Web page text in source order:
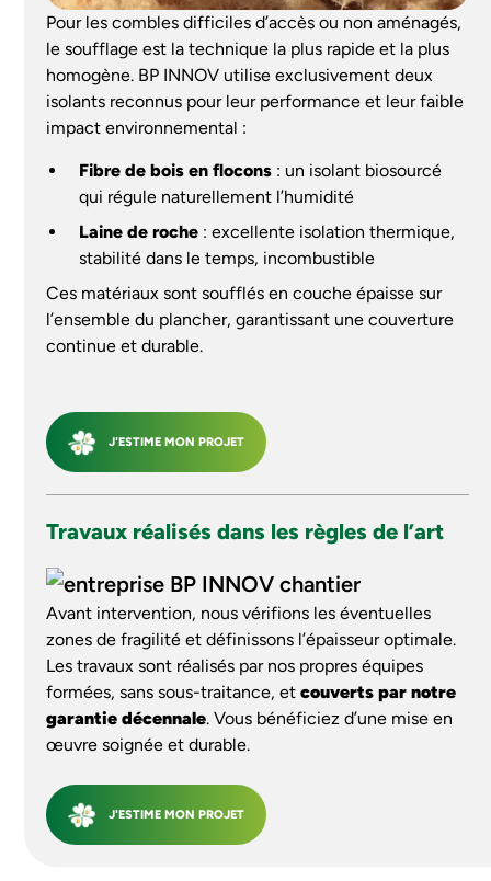
Pour les combles difficiles d’accès ou non aménagés,
le soufflage est la technique la plus rapide et la plus
homogène. BP INNOV utilise exclusivement deux
isolants reconnus pour leur performance et leur faible
impact environnemental :
Fibre de bois en flocons: un isolant biosourcé
qui régule naturellement l’humidité
Laine de roche: excellente isolation thermique,
stabilité dans le temps, incombustible
Ces matériaux sont soufflés en couche épaisse sur
l’ensemble du plancher, garantissant une couverture
continue et durable.
J'ESTIME MON PROJET
Travaux réalisés dans les règles de l’art
Avant intervention, nous vérifions les éventuelles
zones de fragilité et définissons l’épaisseur optimale.
Les travaux sont réalisés par nos propres équipes
formées, sans sous-traitance, etcouverts par notre
garantie décennale. Vous bénéficiez d’une mise en
œuvre soignée et durable.
J'ESTIME MON PROJET